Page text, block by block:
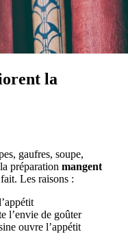
la
gaufres, soupe,
préparation mangent
Les raisons :
l’envie de goûter
ouvre l’appétit